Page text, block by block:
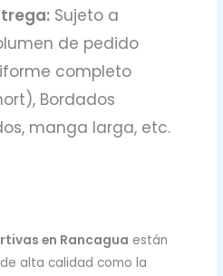
Sujeto a
de pedido
completo
Bordados
manga larga, etc.
en Rancagua están
alta calidad como la